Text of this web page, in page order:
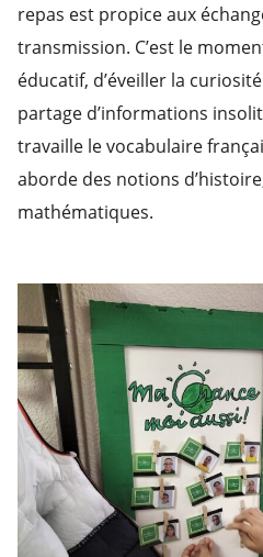
repas est propice aux
transmission. C’est le
éducatif, d’éveiller la
partage d’informations
travaille le vocabulaire
aborde des notions
mathématiques.